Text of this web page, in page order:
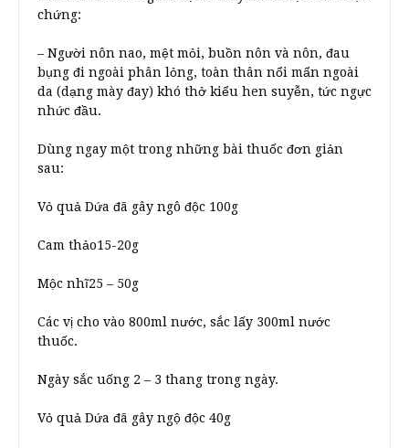
chứng:
– Người nôn nao, mệt mỏi, buồn nôn và nôn, đau
bụng đi ngoài phân lỏng, toàn thân nổi mẩn ngoài
da (dạng mày đay) khó thở kiểu hen suyễn, tức ngực
nhức đầu.
Dùng ngay một trong những bài thuốc đơn giản
sau:
Vỏ quả Dứa đã gây ngô độc 100g
Cam thảo15-20g
Mộc nhĩ25 – 50g
Các vị cho vào 800ml nước, sắc lấy 300ml nước
thuốc.
Ngày sắc uống 2 – 3 thang trong ngày.
Vỏ quả Dứa đã gây ngộ độc 40g